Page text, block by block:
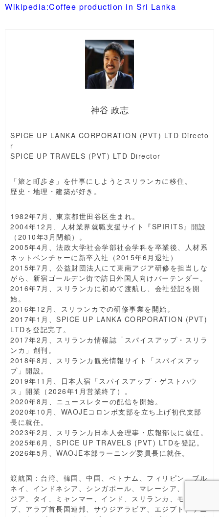
Wikipedia:Coffee production in Sri Lanka
神谷 政志
SPICE UP LANKA CORPORATION (PVT) LTD Directo
r
SPICE UP TRAVELS (PVT) LTD Director
「旅と町歩き」を仕事にしようとスリランカに移住。
歴史・地理・建築が好き。
1982年7月、東京都世田谷区生まれ。
2004年12月、人材業界就職支援サイト『SPIRITS』開設
（2010年3月閉鎖）。
2005年4月、法政大学社会学部社会学科を卒業後、人材系
ネットベンチャーに新卒入社（2015年6月退社）
2015年7月、公益財団法人にて東南アジア研修を担当しな
がら、新宿ゴールデン街で訪日外国人向けバーテンダー。
2016年7月、スリランカに初めて渡航し、会社登記を開
始。
2016年12月、スリランカでの研修事業を開始。
2017年1月、SPICE UP LANKA CORPORATION (PVT)
LTDを登記完了。
2017年2月、スリランカ情報誌「スパイスアップ・スリラ
ンカ」創刊。
2018年8月、スリランカ観光情報サイト「スパイスアッ
プ」開設。
2019年11月、日本人宿「スパイスアップ・ゲストハウ
ス」開業（2026年1月営業終了）。
2020年8月、ニュースレターの配信を開始。
2020年10月、WAOJEコロンボ支部を立ち上げ初代支部
長に就任。
2023年2月、スリランカ日本人会理事・広報部長に就任。
2025年6月、SPICE UP TRAVELS (PVT) LTDを登記。
2026年5月、WAOJE本部ラーニング委員長に就任。
渡航国：台湾、韓国、中国、ベトナム、フィリピン、ブル
ネイ、インドネシア、シンガポール、マレーシア、カンボ
ジア、タイ、ミャンマー、インド、スリランカ、モルディ
ブ、アラブ首長国連邦、サウジアラビア、エジプト、ケニ